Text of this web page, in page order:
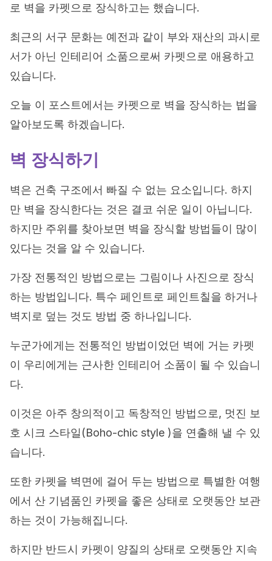
로 벽을 카펫으로 장식하고는 했습니다.
최근의 서구 문화는 예전과 같이 부와 재산의 과시로
서가 아닌 인테리어 소품으로써 카펫으로 애용하고
있습니다.
오늘 이 포스트에서는 카펫으로 벽을 장식하는 법을
알아보도록 하겠습니다.
벽 장식하기
벽은 건축 구조에서 빠질 수 없는 요소입니다. 하지
만 벽을 장식한다는 것은 결코 쉬운 일이 아닙니다.
하지만 주위를 찾아보면 벽을 장식할 방법들이 많이
있다는 것을 알 수 있습니다.
가장 전통적인 방법으로는 그림이나 사진으로 장식
하는 방법입니다. 특수 페인트로 페인트칠을 하거나
벽지로 덮는 것도 방법 중 하나입니다.
누군가에게는 전통적인 방법이었던 벽에 거는 카펫
이 우리에게는 근사한 인테리어 소품이 될 수 있습니
다.
이것은 아주 창의적이고 독창적인 방법으로, 멋진 보
호 시크 스타일(Boho-chic style )을 연출해 낼 수 있
습니다.
또한 카펫을 벽면에 걸어 두는 방법으로 특별한 여행
에서 산 기념품인 카펫을 좋은 상태로 오랫동안 보관
하는 것이 가능해집니다.
하지만 반드시 카펫이 양질의 상태로 오랫동안 지속